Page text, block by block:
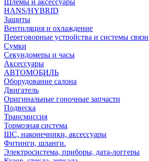
Шлемы и аксессуары
HANS/HYBRID
Защиты
Вентиляция и охлаждение
Переговорные устройства и системы связи
Сумки
Секундомеры и часы
Аксессуары
АВТОМОБИЛЬ
Оборудование салона
Двигатель
Оригинальные гоночные запчасти
Подвеска
Трансмиссия
Тормозная система
ШС, наконечники, аксессуары
Фитинги, шланги.
Электросистема, приборы, дата-логгеры